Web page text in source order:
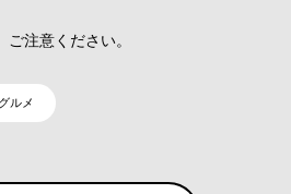
注意ください。
グルメ